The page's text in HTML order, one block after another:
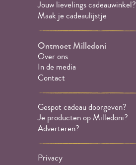
Jouw lievelings cadeauwinkel?
Maak je cadeaulijstje
Ontmoet Milledoni
Over ons
In de media
Contact
Gespot cadeau doorgeven?
Je producten op Milledoni?
Adverteren?
Privacy